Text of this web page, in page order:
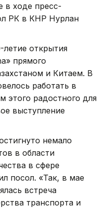
в ходе пресс-
РК в КНР Нурлан
открытия
прямого
и Китаем. В
работать в
этого радостного для
выступление
немало
в области
в сфере
посол. «Так, в мае
встреча
транспорта и